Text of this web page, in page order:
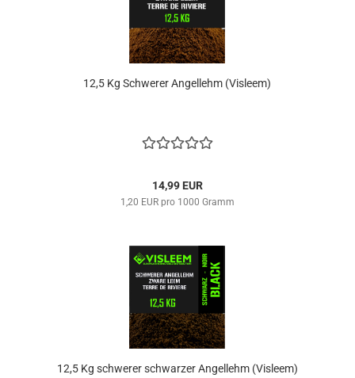
12,5 Kg ​Schwerer Angellehm (Visleem)
14,99 EUR
1,20 EUR pro 1000 Gramm
​12,5 Kg schwerer schwarzer Angellehm (Visleem)